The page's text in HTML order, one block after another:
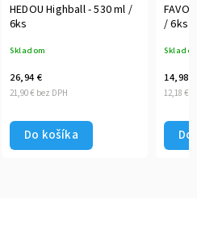
HEDOU Highball - 530 ml /
6ks
Skladom
21,90 € bez DPH
26,94 €
Do košíka
/ 6ks
12,18 €
14,98 €